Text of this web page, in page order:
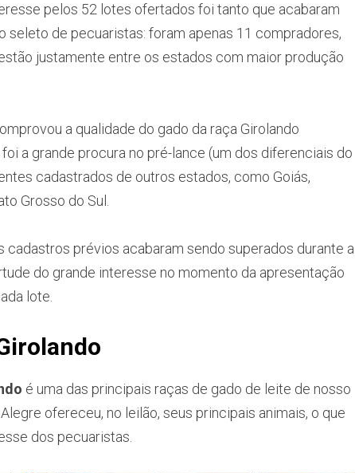
pelos 52 lotes ofertados foi tanto que acabaram
seleto de pecuaristas: foram apenas 11 compradores,
justamente entre os estados com maior produção
a qualidade do gado da raça Girolando
a grande procura no pré-lance (um dos diferenciais do
cadastrados de outros estados, como Goiás,
Grosso do Sul.
cadastros prévios acabaram sendo superados durante a
do grande interesse no momento da apresentação
lote.
é uma das principais raças de gado de leite de nosso
ofereceu, no leilão, seus principais animais, o que
dos pecuaristas.